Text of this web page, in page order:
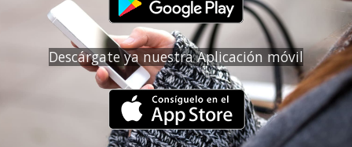
Descárgate ya nuestra Aplicación móvil